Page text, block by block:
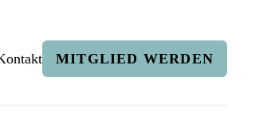
MITGLIED WERDEN